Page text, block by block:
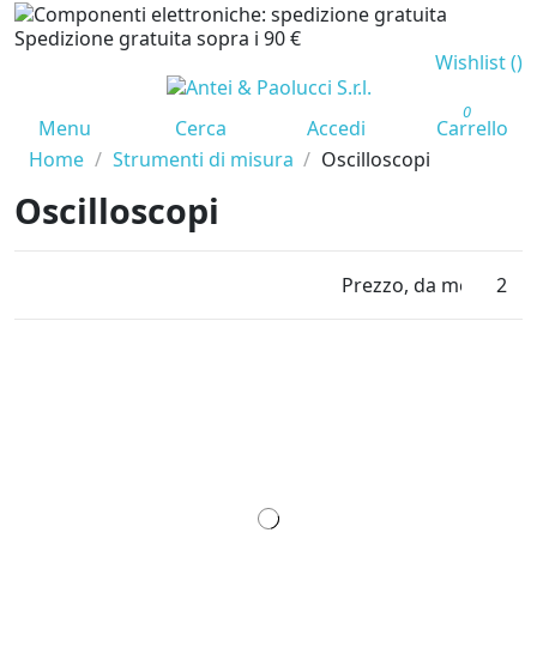
Spedizione gratuita sopra i 90 €
Wishlist ()
Menu Cerca Accedi
0
Carrello
Home
Strumenti di misura Oscilloscopi
Oscilloscopi
Prezzo, da meno2